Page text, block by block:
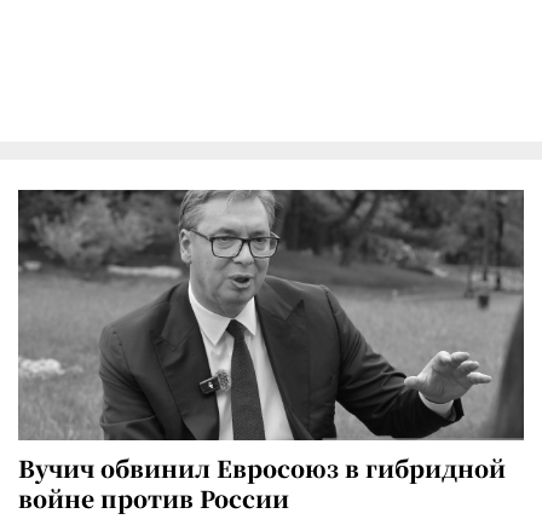
Вучич обвинил Евросоюз в гибридной
войне против России